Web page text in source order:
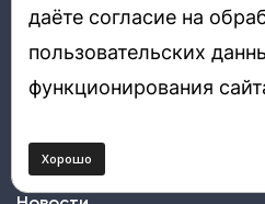
DGL.RU – это портал о будущем,
стараемся интересно рассказать об
продуктах, решениях, событиях,
определяют наше цифровое
даёте согласие на
пользовательских
функционирования